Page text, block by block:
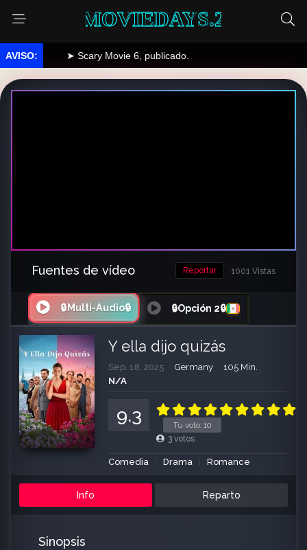
MOVIEDAYS.2
➤ Scary Movie 6, publicado.
Fuentes de vídeo 1001 Vistas
Reportar
🔒Multi-Audio🔒 🔒Opción 2🔒
Y ella dijo quizás
Sep. 18, 2025 Germany
105 Min.
N/A
Tu voto: 10
9.3
3 votos
Comedia Drama Romance
Info Reparto
Sinopsis